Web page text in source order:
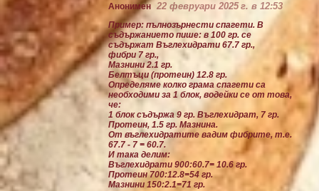
Анонимен 22 февруари 2025 г. в 12:53
Пример: пълнозърнести спагети. В
съдържанието пише: в 100 гр. се
съдържат Въглехидрати 67.7 гр.,
фибри 7 гр.,
Мазнини 2.1 гр.
Белтъци (протеин) 12.8 гр.
Определяме колко грама спагети са
необходими за 1 блок, водейки се от това,
че:
1 блок съдържа 9 гр. Въглехидрат, 7 гр.
Протеин, 1.5 гр. Мазнина.
От въглехидратите вадим фибрите, т.е.
67.7 - 7 = 60.7.
И така делим:
Въглехидрати 900:60.7= 10.6 гр.
Протеин 700:12.8=54 гр.
Мазнини 150:2.1=71 гр.